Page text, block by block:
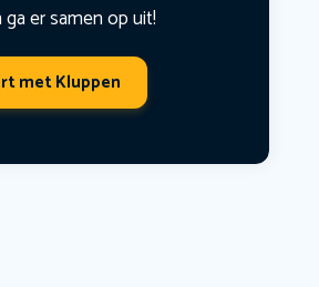
er samen op uit!
met Kluppen